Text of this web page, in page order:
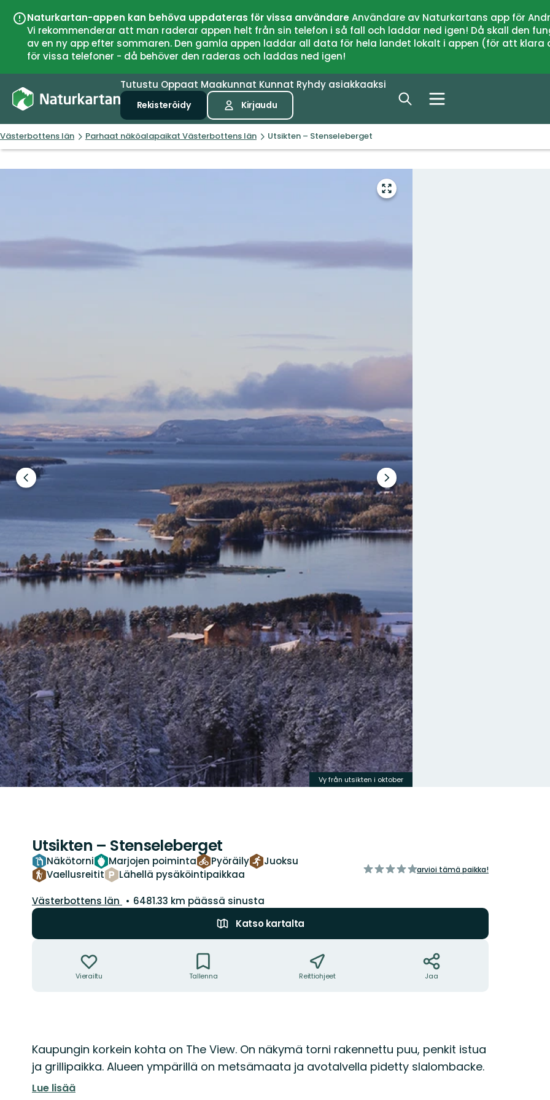
Naturkartan-appen kan behöva uppdateras för vissa användareAnvändare av Naturkartans app för
Vi rekommenderar att man raderar appen helt från sin telefon i så fall och laddar ned igen! Då skall den
av en ny app efter sommaren. Den gamla appen laddar all data för hela landet lokalt i appen (för att
för vissa telefoner - då behöver den raderas och laddas ned igen!
Tutustu Oppaat Maakunnat Kunnat Ryhdy asiakkaaksi
Rekisteröidy Kirjaudu
Västerbottens län Parhaat näköalapaikat Västerbottens län Utsikten – Stenseleberget
Siirry
koko
Edellinen
dia
Seuraava
dia
Vy från utsikten i oktober
Utsikten – Stenseleberget
Näkötorni Marjojen poiminta Pyöräily
Juoksu
Vaellusreitit
Lähellä pysäköintipaikkaa
/5
arvioi tämä paikka!
Kunta:
Västerbottens län
6481.33 km päässä sinusta
Katso kartalta
Vierailtu Tallenna Reittiohjeet Jaa
Kuvaus
Kaupungin korkein kohta on The View. On näkymä torni rakennettu puu, penkit istua
ja grillipaikka. Alueen ympärillä on metsämaata ja avotalvella pidetty slalombacke.
Lue lisää